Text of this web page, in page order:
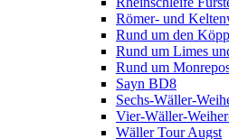
Römer- und
Rund um den
Rund um Limes
Rund um
Sayn BD8
Sechs-Wäller-
Vier-Wäller-
Wäller Tour Augst